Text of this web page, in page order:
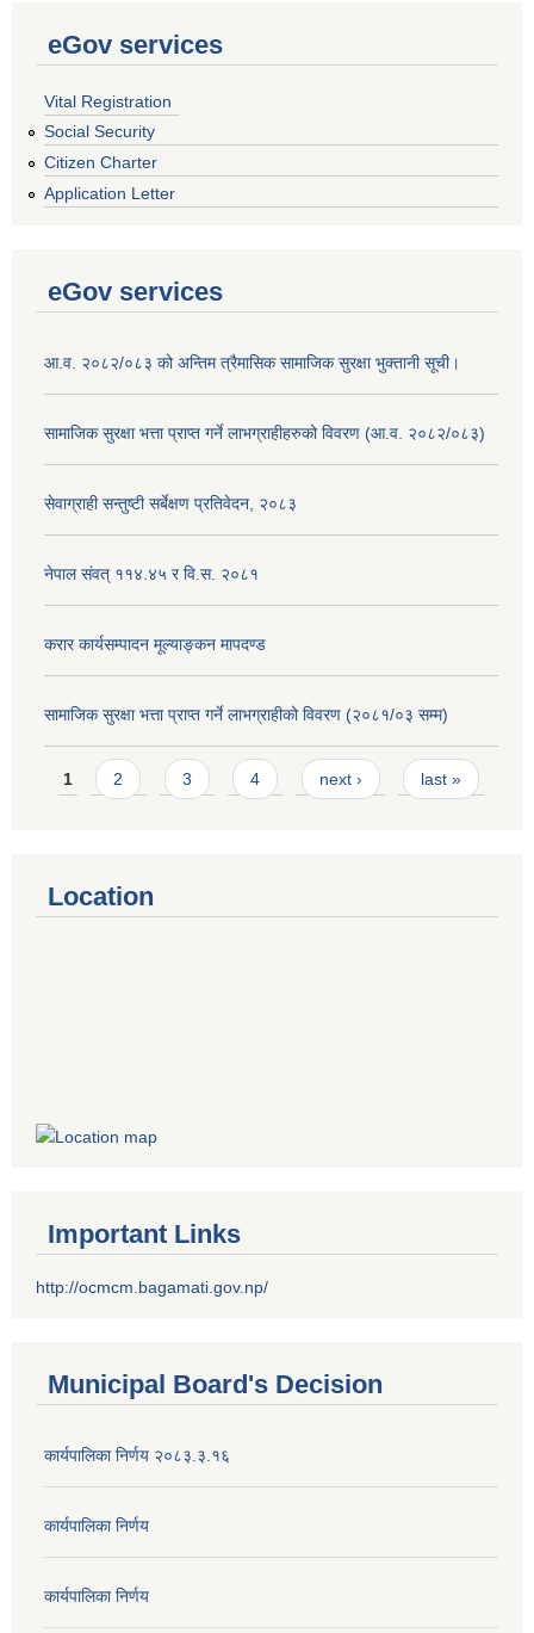
eGov services
Vital Registration
Social Security
Citizen Charter
Application Letter
eGov services
आ.व. २०८२/०८३ को अन्तिम त्रैमासिक सामाजिक सुरक्षा भुक्तानी सूची।
सामाजिक सुरक्षा भत्ता प्राप्त गर्ने लाभग्राहीहरुको विवरण (आ.व. २०८२/०८३)
सेवाग्राही सन्तुष्टी सर्बेक्षण प्रतिवेदन, २०८३
नेपाल संवत् ११४.४५ र वि.स. २०८१
करार कार्यसम्पादन मूल्याङ्कन मापदण्ड
सामाजिक सुरक्षा भत्ता प्राप्त गर्ने लाभग्राहीको विवरण (२०८१/०३ सम्म)
Pages
1 2 3 4 next › last »
Location
Important Links
http://ocmcm.bagamati.gov.np/
Municipal Board's Decision
कार्यपालिका निर्णय २०८३.३.१६
कार्यपालिका निर्णय
कार्यपालिका निर्णय